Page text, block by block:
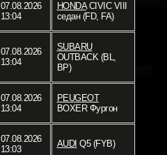
07.08.2026
13:04
HONDACIVIC VIII
седан (FD, FA)
07.08.2026
13:04
SUBARU
OUTBACK (BL,
BP)
07.08.2026
13:04
PEUGEOT
BOXER Фургон
07.08.2026
13:03
AUDI Q5 (FYB)